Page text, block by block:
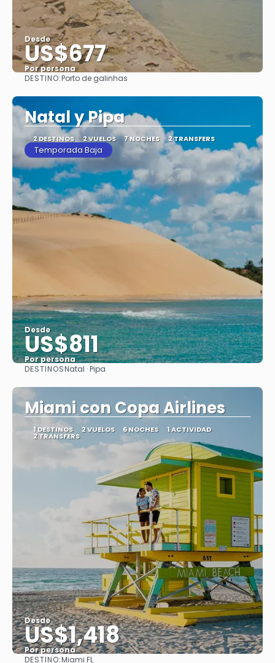
Desde
US$677
Por persona
DESTINO:Porto de galinhas
Natal y Pipa
2 DESTINOS 2 VUELOS 7 NOCHES 2 TRANSFERS
Temporada Baja
Desde
US$811
Por persona
DESTINOSNatal · Pipa
Miami con Copa Airlines
1 DESTINOS 2 VUELOS 6 NOCHES 1 ACTIVIDAD
2 TRANSFERS
Desde
US$1,418
Por persona
DESTINO:Miami FL